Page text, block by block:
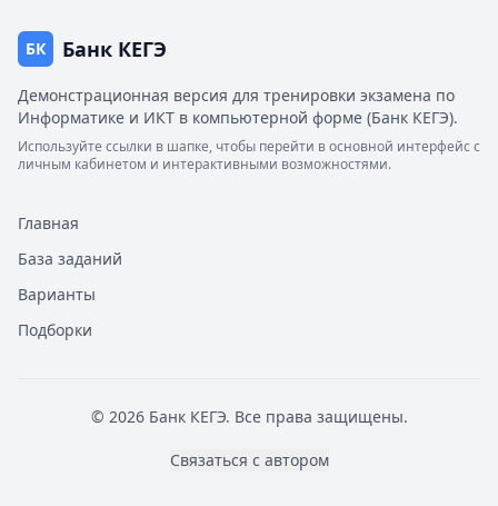
БК Банк КЕГЭ
Демонстрационная версия для тренировки экзамена по
Информатике и ИКТ в компьютерной форме (Банк КЕГЭ).
Используйте ссылки в шапке, чтобы перейти в основной интерфейс с
личным кабинетом и интерактивными возможностями.
Главная
База заданий
Варианты
Подборки
© 2026 Банк КЕГЭ. Все права защищены.
Связаться с автором